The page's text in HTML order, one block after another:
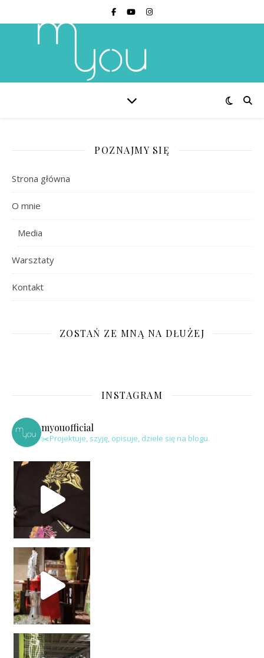
POZNAJMY SIĘ
Strona główna
O mnie
Media
Warsztaty
Kontakt
ZOSTAŃ ZE MNĄ NA DŁUŻEJ
INSTAGRAM
myouofficial
✂️Projektuje, szyję, opisuje, dziele się na blogu.